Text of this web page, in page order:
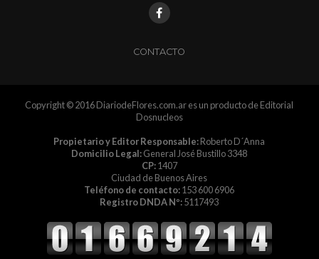
CONTACTO
Copyright © 2016 DiariodeFlores.com.ar es un producto de Editorial
Dosnucleos
Propietario y Editor Responsable:Roberto D´Anna
Domicilio Legal:General José Bustillo 3348
CP:1407
Ciudad de Buenos Aires
Teléfono de contacto:153 600 6906
Registro DNDA Nº:5117493